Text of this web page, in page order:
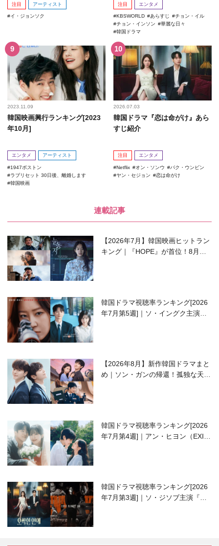
注目 アーティスト
イ・ジョンソク
注目 エンタメ
KBSWORLD あらすじ
チョン・イル
チョン・インソン
華麗な日々
韓国ドラマ
2023.11.09
韓国映画興行ランキング[2023
年10月]
エンタメ アーティスト
1947ボストン
ラブリセット 30日後、離婚します
韓国映画
2026.07.03
韓国ドラマ『恋は命がけ』あら
すじ紹介
注目 エンタメ
Netflix オン・ソンウ
パク・ウンビン
ヤン・セジョン
恋は命がけ
連載記事
【2026年7月】韓国映画ヒットラン
キング｜『HOPE』が首位！8月公
韓国ドラマ視聴率ランキング[2026
年7月第5週]｜ソ・イングク主演の
【2026年8月】新作韓国ドラマまと
め｜ソン・ガンの帰還！孤独な天才
韓国ドラマ視聴率ランキング[2026
年7月第4週]｜アン・ヒヨン（EXID
韓国ドラマ視聴率ランキング[2026
年7月第3週]｜ソ・ジソブ主演『エ